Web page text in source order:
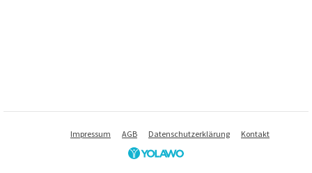
Impressum AGB Datenschutzerklärung Kontakt